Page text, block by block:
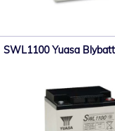
SWL1100 Yuasa